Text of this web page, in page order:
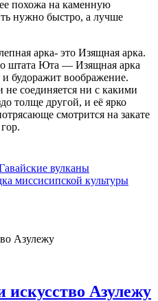
похожа на каменную
нужно быстро, а лучше
арка- это Изящная арка.
штата Юта — Изящная арка
будоражит воображение.
не соединяется ни с какими
толще другой, и её ярко
смотрится на закате
вулканы
миссисипской культуры
Азулежу